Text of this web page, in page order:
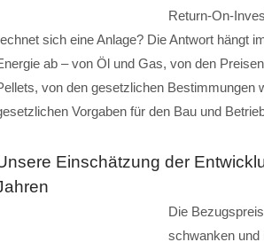
Return-On-
sich eine Anlage? Die Antwort hängt
ab – von Öl und Gas, von den
von den gesetzlichen Bestimmungen
Vorgaben für den Bau und
Einschätzung der
Die
schwanken und